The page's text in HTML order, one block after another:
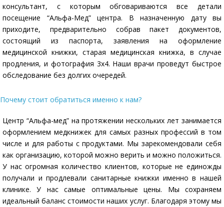
консультант, с которым обговариваются все детали
посещение “Альфа-Мед” центра. В назначенную дату вы
приходите, предварительно собрав пакет документов,
состоящий из паспорта, заявления на оформление
медицинской книжки, старая медицинская книжка, в случае
продления, и фотография 3х4. Наши врачи проведут быстрое
обследование без долгих очередей.
Почему стоит обратиться именно к нам?
Центр “Альфа-мед” на протяжении нескольких лет занимается
оформлением медкнижек для самых разных профессий в том
числе и для работы с продуктами. Мы зарекомендовали себя
как организацию, которой можно верить и можно положиться.
У нас огромная количество клиентов, которые не единожды
получали и продлевали санитарные книжки именно в нашей
клинике. У нас самые оптимальные цены. Мы сохраняем
идеальный баланс стоимости наших услуг. Благодаря этому мы